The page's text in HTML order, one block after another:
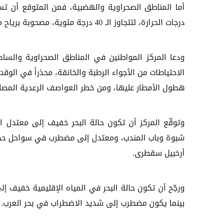
أما المناطق الصحراوية والهضبية، فمن المتوقع
درجات الحرارة، لتتجاوز الـ 40 درجة مئوية، مصحوبة برياح معتدلة إلى نشطة خلال النهار، ما قد يؤدي إلى إثارة الرمال والأتربة.
ودعا المركز المواطنين في المناطق الصحراوية
الاحتياطات من الأجواء الرطبة والخانقة، محذراً في
هطول الأمطار عليها، ومن خطر العواصف الرعدية
وتوقّع المركز أن تكون حالة البحر خفيف إلى
شبوة وباب المندب، ومعتدل إلى مضطرب في سواحل
أرخبيل سقطرى.
ورجّح أن تكون حالة البحر في المياه الإقليمية
بينما يكون مضطرب إلى شديد الاضطراب في بحر العرب.